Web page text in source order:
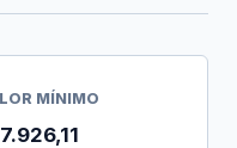
MÍNIMO